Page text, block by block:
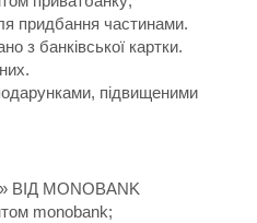
придбання частинами.
з банківської картки.
підвищеними
MONOBANK
monobank;